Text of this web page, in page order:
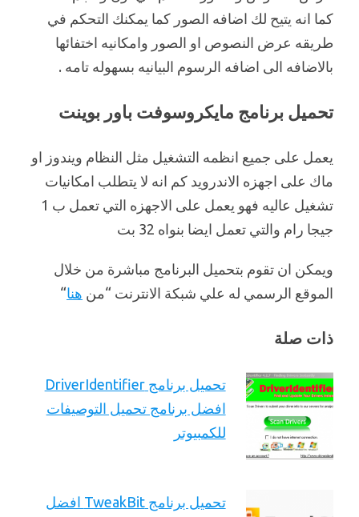
كما انه يتيح لك اضافه الصور كما يمكنك التحكم في
طريقه عرض النصوص او الصور وامكانيه اختفائها
بالاضافه الى اضافه الرسوم البيانيه بسهوله تامه .
تحميل برنامج مايكروسوفت باور بوينت
يعمل على جميع انظمه التشغيل مثل النظام ويندوز او
ماك على اجهزه الاندرويد كم انه لا يتطلب امكانيات
تشغيل عاليه فهو يعمل على الاجهزه التي تعمل ب 1
جيجا رام والتي تعمل ايضا بنواه 32 بت
ويمكن ان تقوم بتحميل البرنامج مباشرة من خلال
الموقع الرسمي له علي شبكة الانترنت “من هنا“
ذات صلة
تحميل برنامج DriverIdentifier
افضل برنامج تحميل التوصيفات
للكمبيوتر
تحميل برنامج TweakBit افضل